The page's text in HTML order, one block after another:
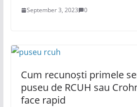
September 3, 2023 0
Cum recunoști primele
puseu de RCUH sau
face rapid